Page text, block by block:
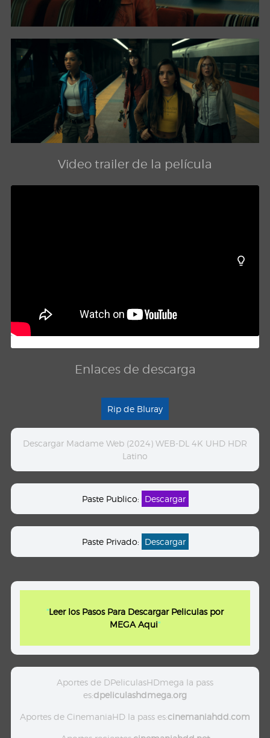
Video trailer de la película
Enlaces de descarga
Rip de Bluray
Descargar Madame Web (2024) WEB-DL 4K UHD HDR
Latino
Paste Publico: Descargar
Paste Privado: Descargar
"Leer los Pasos Para Descargar Peliculas por
MEGA Aqui"
Aportes de DPeliculasHDmega la pass
es:dpeliculashdmega.org
Aportes de CinemaniaHD la pass es:cinemaniahdd.com